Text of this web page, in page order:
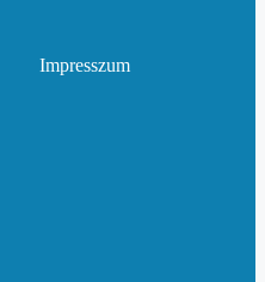
Impresszum